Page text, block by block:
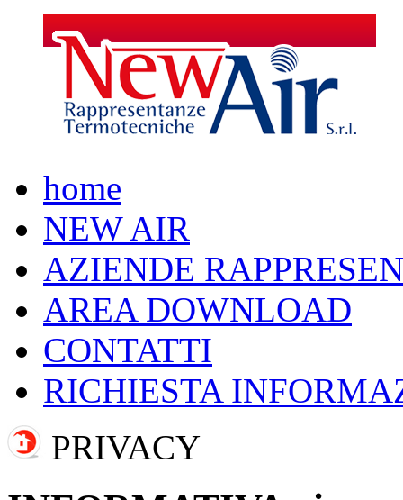
home
NEW AIR
AZIENDE
AREA DOWNLOAD
CONTATTI
RICHIESTA
PRIVACY